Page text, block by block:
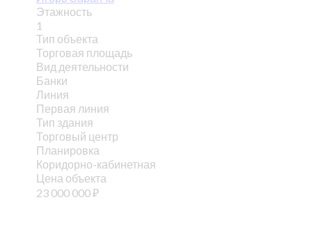
Этажность
1
Тип объекта
Торговая площадь
Вид деятельности
Банки
Линия
Первая линия
Тип здания
Торговый центр
Планировка
Коридорно-кабинетная
Цена объекта
23 000 000₽